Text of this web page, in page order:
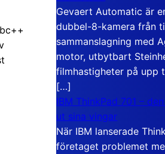
Gevaert Automatic är
dubbel-8-kamera från
sammanslagning med
motor, utbytbart
filmhastigheter på upp
[…]
IBM ThinkPad 701 –
ut sina vingar
När IBM lanserade
företaget problemet